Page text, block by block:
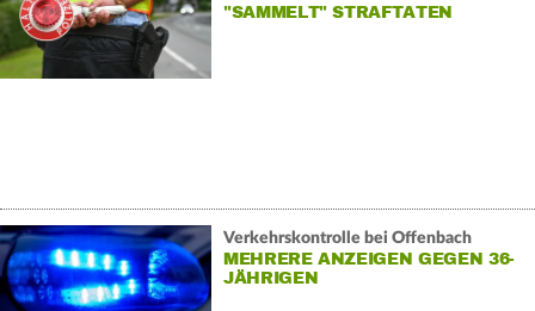
"SAMMELT" STRAFTATEN
Verkehrskontrolle bei Offenbach
MEHRERE ANZEIGEN GEGEN 36-
JÄHRIGEN